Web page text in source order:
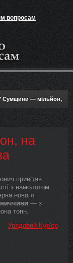
вопросам
Сумщини — мільйон,
на
привітав
з намолотом
нового
— з
тонн.
Урядовий Кур'єр